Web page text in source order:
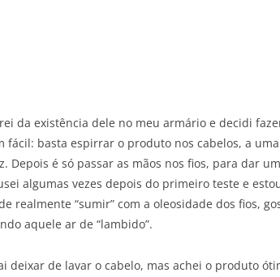
da existência dele no meu armário e decidi
fácil: basta espirrar o produto nos cabelos, a
Depois é só passar as mãos nos fios, para dar
algumas vezes depois do primeiro teste e
realmente “sumir” com a oleosidade dos fios,
aquele ar de “lambido”.
deixar de lavar o cabelo, mas achei o produto